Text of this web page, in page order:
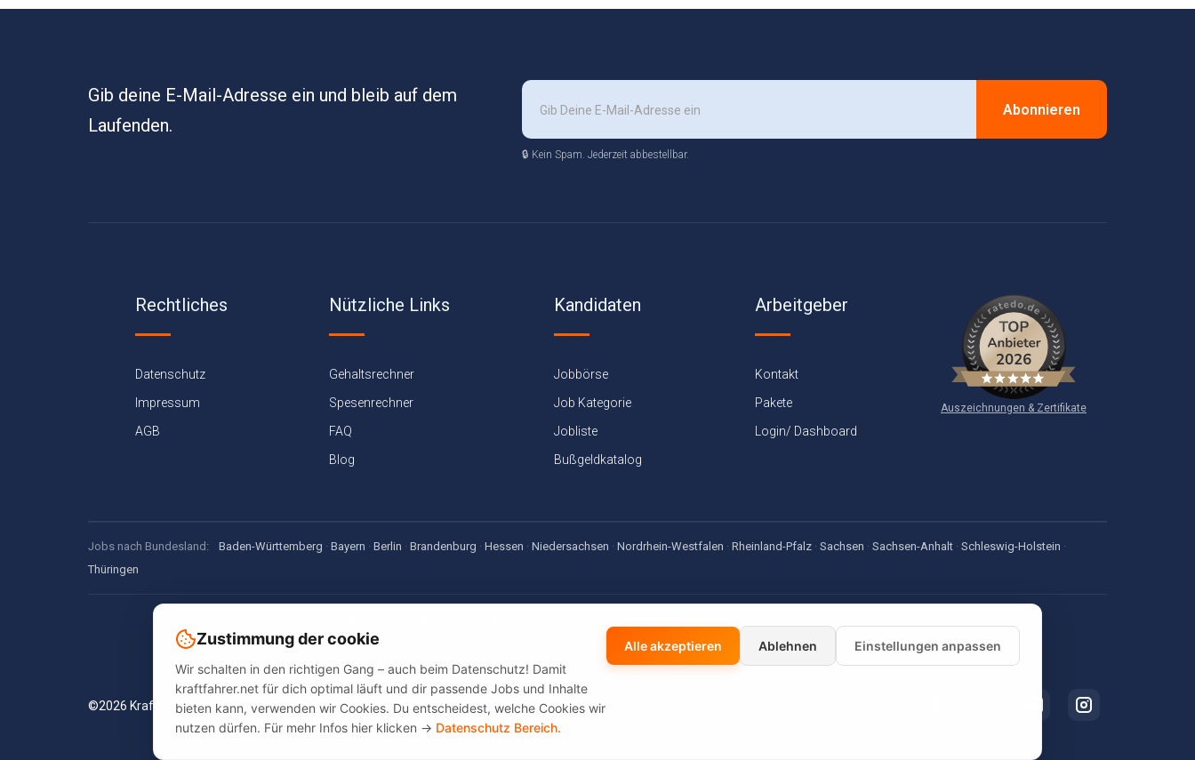
Gib deine E-Mail-Adresse ein und bleib auf dem
Laufenden.
Abonnieren
🔒 Kein Spam. Jederzeit abbestellbar.
Rechtliches
Datenschutz
Impressum
AGB
Nützliche Links
Gehaltsrechner
Spesenrechner
FAQ
Blog
Kandidaten
Jobbörse
Job Kategorie
Jobliste
Bußgeldkatalog
Arbeitgeber
Kontakt
Pakete
Login/ Dashboard
Auszeichnungen & Zertifikate
Jobs nach Bundesland: Baden-Württemberg · Bayern · Berlin · Brandenburg · Hessen · Niedersachsen · Nordrhein-Westfalen · Rheinland-Pfalz · Sachsen · Sachsen-Anhalt · Schleswig-Holstein ·
Thüringen
Jobsuche, Spesen-, Gehaltsrechner & Bußgeldkatalog — offline dabei, kostenlos
©2026 Kraftfahrer.net. Alle Rechte vorbehalten.
Zustimmung der cookie
Wir schalten in den richtigen Gang – auch beim Datenschutz! Damit
kraftfahrer.net für dich optimal läuft und dir passende Jobs und Inhalte
bieten kann, verwenden wir Cookies. Du entscheidest, welche Cookies wir
nutzen dürfen. Für mehr Infos hier klicken -> Datenschutz Bereich.
Alle akzeptieren Ablehnen Einstellungen anpassen